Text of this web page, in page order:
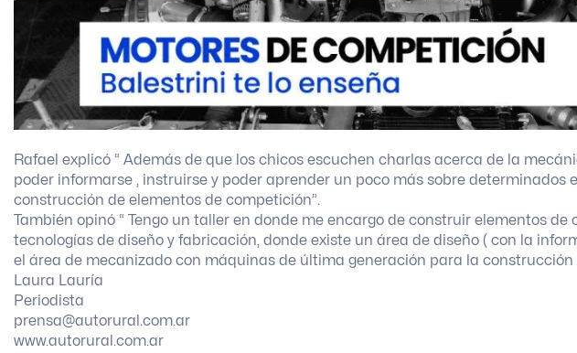
Rafael explicó “ Además de que los chicos escuchen charlas acerca de la
poder informarse , instruirse y poder aprender un poco más sobre determinados
construcción de elementos de competición”.
También opinó “ Tengo un taller en donde me encargo de construir elementos
tecnologías de diseño y fabricación, donde existe un área de diseño ( con la
el área de mecanizado con máquinas de última generación para la
Laura Lauría
Periodista
prensa@autorural.com.ar
www.autorural.com.ar